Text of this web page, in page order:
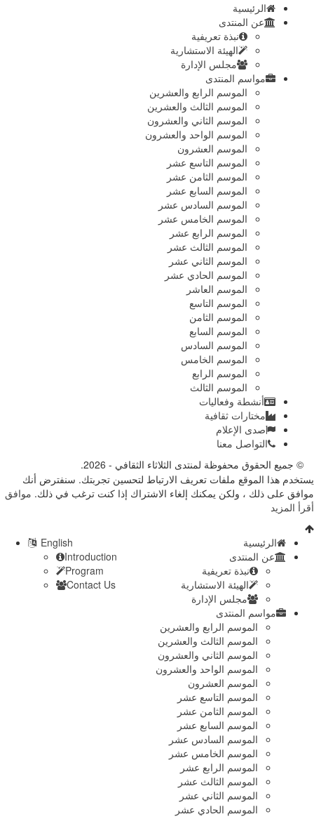
الرئيسية
عن المنتدى
نبذة تعريفية
الهيئة الاستشارية
مجلس الإدارة
مواسم المنتدى
الموسم الرابع والعشرين
الموسم الثالث والعشرين
الموسم الثاني والعشرون
الموسم الواحد والعشرون
الموسم العشرون
الموسم التاسع عشر
الموسم الثامن عشر
الموسم السابع عشر
الموسم السادس عشر
الموسم الخامس عشر
الموسم الرابع عشر
الموسم الثالث عشر
الموسم الثاني عشر
الموسم الحادي عشر
الموسم العاشر
الموسم التاسع
الموسم الثامن
الموسم السابع
الموسم السادس
الموسم الخامس
الموسم الرابع
الموسم الثالث
أنشطة وفعاليات
مختارات ثقافية
صدى الإعلام
التواصل معنا
© جميع الحقوق محفوظة لمنتدى الثلاثاء الثقافي - 2026.
يستخدم هذا الموقع ملفات تعريف الارتباط لتحسين تجربتك. سنفترض أنك
موافق على ذلك ، ولكن يمكنك إلغاء الاشتراك إذا كنت ترغب في ذلك. موافق
أقرأ المزيد
الرئيسية
عن المنتدى
نبذة تعريفية
الهيئة الاستشارية
مجلس الإدارة
مواسم المنتدى
الموسم الرابع والعشرين
الموسم الثالث والعشرين
الموسم الثاني والعشرون
الموسم الواحد والعشرون
الموسم العشرون
الموسم التاسع عشر
الموسم الثامن عشر
الموسم السابع عشر
الموسم السادس عشر
الموسم الخامس عشر
الموسم الرابع عشر
الموسم الثالث عشر
الموسم الثاني عشر
الموسم الحادي عشر
English
Introduction
Program
Contact Us